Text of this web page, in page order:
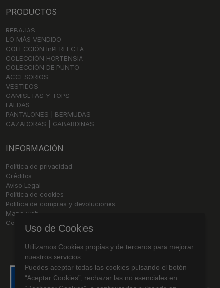
PRODUCTOS
REBAJAS
LO MÁS VENDIDO
COLECCIÓN InPERFECTA
COLECCIÓN HORTENSIA
COLECCIÓN DE PUNTO
ACCESORIOS
VESTIDOS
CAMISETAS Y TOPS
FALDAS
PANTALONES | BERMUDAS
CAZADORAS | GABARDINAS
INFORMACIÓN
Política de privacidad
Créditos
Aviso Legal
Política de cookies
Politíca de compras y devoluciones
Mapa web
Contacto
Uso de Cookies
Utilizamos Cookies propias y de terceros para mejorar
nuestros servicios.
Puedes aceptar todas las cookies pulsando el botón
“Aceptar Cookies”, rechazar las no esenciales en